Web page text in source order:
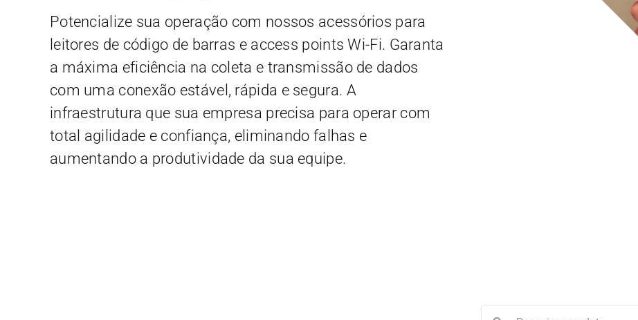
Potencialize sua operação com nossos acessórios para
leitores de código de barras e access points Wi-Fi. Garanta
a máxima eficiência na coleta e transmissão de dados
com uma conexão estável, rápida e segura. A
infraestrutura que sua empresa precisa para operar com
total agilidade e confiança, eliminando falhas e
aumentando a produtividade da sua equipe.